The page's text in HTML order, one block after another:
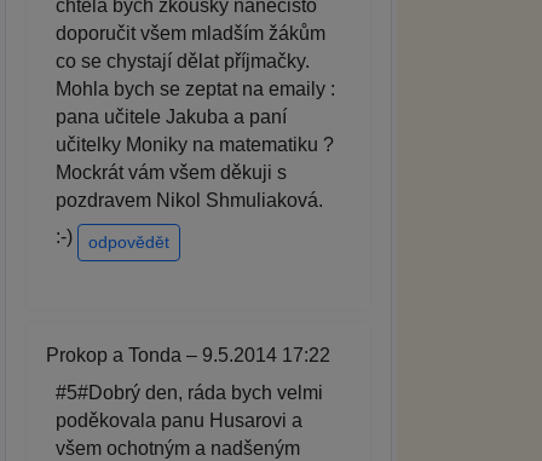
chtěla bych zkoušky nanečisto
doporučit všem mladším žákům
co se chystají dělat příjmačky.
Mohla bych se zeptat na emaily :
pana učitele Jakuba a paní
učitelky Moniky na matematiku ?
Mockrát vám všem děkuji s
pozdravem Nikol Shmuliaková.
:-)
odpovědět
Prokop a Tonda – 9.5.2014 17:22
#5#Dobrý den, ráda bych velmi
poděkovala panu Husarovi a
všem ochotným a nadšeným